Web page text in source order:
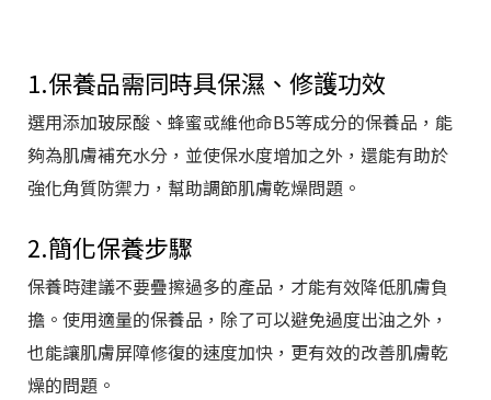
1.保養品需同時具保濕、修護功效
選用添加玻尿酸、蜂蜜或維他命B5等成分的保養品，能
夠為肌膚補充水分，並使保水度增加之外，還能有助於
強化角質防禦力，幫助調節肌膚乾燥問題。
2.簡化保養步驟
保養時建議不要疊擦過多的產品，才能有效降低肌膚負
擔。使用適量的保養品，除了可以避免過度出油之外，
也能讓肌膚屏障修復的速度加快，更有效的改善肌膚乾
燥的問題。